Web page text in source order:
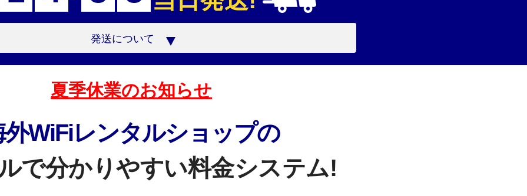
発送について
夏季休業のお知らせ
外WiFiレンタルショップの
で分かりやすい料金システム!